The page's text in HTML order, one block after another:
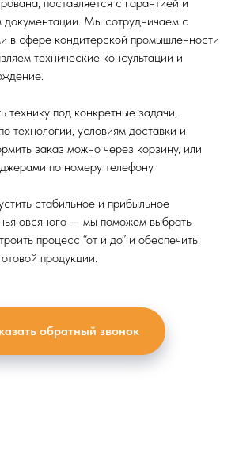
документации. Мы сотрудничаем с
в сфере кондитерской промышленности
технические консультации и
технику под конкретные задачи,
технологии, условиям доставки и
заказ можно через корзину, или
по номеру телефону.
стабильное и прибыльное
овсяного — мы поможем выбрать
процесс “от и до” и обеспечить
продукции.
обратный звонок